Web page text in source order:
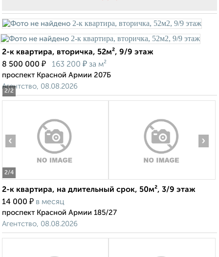
2/2
2-к квартира, вторичка, 52м², 9/9 этаж
8 500 000 ₽ 163 200 ₽ за м²
проспект Красной Армии 207Б
Агентство, 08.08.2026
2/4
‹ ›
2-к квартира, на длительный срок, 50м², 3/9 этаж
14 000 ₽ в месяц
проспект Красной Армии 185/27
Агентство, 08.08.2026